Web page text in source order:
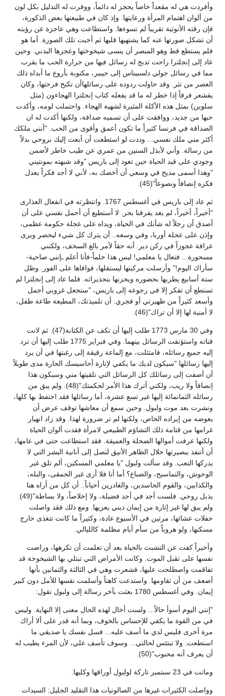
وأفردت هي له مقعداً خاصاً يحجز له دائماً، ووفرت له التدليل بكل لون
من ألوان اهتمام المرأة ورعايتها. وإذ كان في طبيعتها بعض الذكورة،
فإن رقته الأنوثية تقريباً لم تسوءها. واستطاعت وهي عاجزة عن رؤيته
أن تشكل صورتها عنه كما يشتهيها قلبها ثم أحبت تلك الصورة. أما هو
فلم يستطع قط وهو المبصر أن ينسى شيخوختها وعجزها البدني. وحين
عاد إلى إنجلترا راحت تدبج له رسائل فيها من حرارة الحب ما يقرب
مما في رسائل جولي دلسبيناس إلى جيبير، مكتوبة بأروع ما أبداه ذلك
العصر من نثر. وقد حاولت ردوده على رسائلهاأن تكبح فرحتها، وكان
يقشعر فرقاً إذا خطر له ما قد يفعله كتاب إنجلترا الهجاءون (مثل
سلوين) بمثل هذه الأكلة المثيرة لشهية الهجاء. واحتملت لومه، وأكدت
حبها من جديد، ووافقت على أن تسميه صداقة، ولكنها أكدت له ان
الصداقة في فرنسا كثيراً ما تكون أعمق وأقوى من الحب. "أنني ملكك
أكثر مني ملك نفسي... وددت لو استطعت أن أبعث إليك بروحي بدلاً
من رسالة. وأني لأبذل السنين من عمري عن طيب خاطر لأضمن
وجودي على قيد الحياة حين تعود إلى باريس "وقد شبهته بمونتيني
"وهذا أسمى مديح في وسعي أن أخصك به، لأني لا أجد فكراً يعدل
فكره إنصافاً ونصوعاً"(45).
ثم عاد إلى باريس في أغسطس 1767. وانتظرته في انفعال العذارى
"أخيراً، أخيراً، لم يعد يفرقنا بحر. لا أستطيع أن أحمل نفسي على أن
أصدق أن رجلاً له شأنك في الحياة، ويداه على عجلة حكومة عظمى،
وإذن على عجلة أوربا، وفي وسعه.. أن يترك كل شيء ليحضر ويرى
عرافة عجوزاً في ركن دير. أنه حقاً لأمر بالغ السخف، ولكنني
مسحورة... فتعال يا معلمي! ليس هذا حلماً-فأنا أعلم ـإنني صاحية-
سأراك اليوم!" وأرسلت مركبتها ليستقلها، فوافاها على الفور. وظل
ستة أسابيع يطربها بحضوره ويحزنها بتحذيراته. فلما عاد إلى إنجلترا لم
تستطع أن تفكر إلا في رجوعه إلى باريس، "ستجعل غروبي أجمل
وأسعد كثيراً من ظهيرتي أو فجري. أن تلميذتك، المطيعة طاعة طفل،
لا أمنية لها إلا أن تراك"(46).
وفي 30 مارس 1773 طلب إليها أن تكف عن الكتابة(47). ثم لانت
قناته واستؤنفت الرسائل بينهما. وفي فبراير 1775 طلب إليها أن ترد
إليه جميع رسائله، فامتثلت، مع إلماعة رقيقة إلى رغبتها في أن يرد
إليها رسائلها "سيكون لديك ما يكفي لإنارة أحاسيسك الحارة مدى طويلاً
أن أضفت إلى رسائلك كل الرسائل التي تلقيتها مني وسيكون هذا
إنصافاً ولا ريب، ولكني أترك هذا الأمر لحكمتك"(48). ولم يبق من
رسائله الثمانمائة إليها غير تسع عشرة، أما رسائلها فقد احتفظ بها كلها،
ونشرت بعد موت ولبول. وحين سمع أن معاشها توقف عرض أن
يعوضه من إيراده الخاص، ولكنها لم تر ضرورة لهذا. وقد زاد انهيار
غرامها من قتامة ذلك التشاؤم الطبيعي لامرأة فقدت ألوان الحياة
ولكنها عرفت أموالها الضحلة والعميقة. فقد استطاعت حتى في عامها،
أن أتنفذ ببصيرتها خلال الظاهر الأنيق لتصل إلى أنانية البشر التي لا
يدركها التعب. وقد سألت ولبول "يا معلمي المسكين، ألم تلق غير
الوحوش، والتماسيح، والضباع؟ أما أنا فلا أرى غير الحمقى، والبله،
والكذابين، والقوم الحاسدين، والغادرين أحياناً.. أن كل من أراه هنا
يذبل روحي. فلست أجد في أحد فضيلة، ولا إخلاصاً، ولا بساطة"(49).
ولم يبق لها غير إثارة من إيمان ديني يعزيها. ومع ذلك فقد واصلت
حفلات عشائها، مرتين في الأسبوع عادة، وكثيراً ما كانت تتغذى خارج
مسكنها، ولو هروباً من سأم أيام مظلمة كالليالي.
وأخيراً كفت عن التشبث بالحياة بعد أن تعلمت أن تكرهها، وراضت
نفسها على تقبل الموت. وكانت الأمراض التي تبتلي بها الشيخوخة قد
تفاقمت واصطلحت عليها، فشعرت وهي في الثالثة والثمانين بأنها
أضعف من أن تقاومها. واستدعت كاهناً وأسلمت نفسها للأمل دون كبير
إيمان. وفي أغسطس 1780 بعثت بآخر رسالة إلى ولبول تقول:
"إنني اليوم أسوأ حالاً... ولست أخال لهذه الحال معنى إلا النهاية. وليس
في من القوة ما يكفي للإحساس بالخوف، وبما أنه قدر على ألا أراك
مرة أخرى فليس لدي ما أسف عليه... فسل نفسك يا صديقي ما
استطعت. ولا تبتئس لحالتي... وسوف تأسف علي، لأن المرء يطيب له
أن يعرف أنه محبوب"(50).
وماتت في 23 سبتمبر تاركة لولبول أوراقها وكلبها.
وواصلت الكثيرات غيرها من الصالونيات هذا التقليد الجليل: السيدات